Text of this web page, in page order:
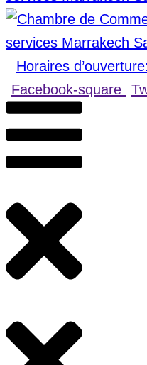
Horaires
Facebook-square